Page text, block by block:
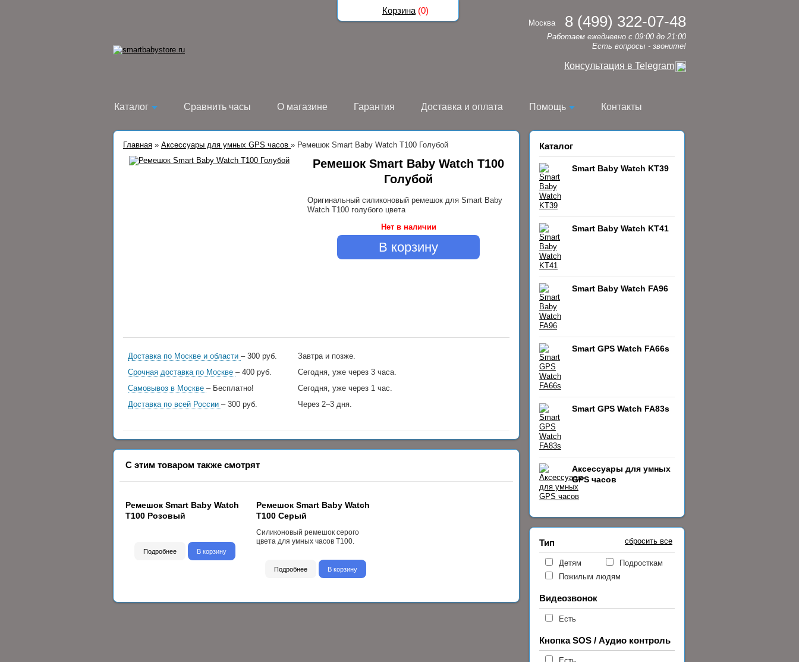
Москва 8 (499) 322-07-48
Работаем ежедневно с 09:00 до 21:00
Есть вопросы - звоните!
Консультация в Telegram
Каталог Сравнить часы О магазине Гарантия Доставка и оплата Помощь Контакты
Главная » Аксессуары для умных GPS часов » Ремешок Smart Baby Watch T100 Голубой
Ремешок Smart Baby Watch T100
Голубой
Оригинальный силиконовый ремешок для Smart Baby
Watch T100 голубого цвета
Нет в наличии
В корзину
Доставка по Москве и области – 300 руб.
Завтра и позже.
Срочная доставка по Москве – 400 руб.
Сегодня, уже через 3 часа.
Самовывоз в Москве – Бесплатно!
Сегодня, уже через 1 час.
Доставка по всей России – 300 руб. Через 2–3 дня.
С этим товаром также смотрят
Ремешок Smart Baby Watch
T100 Розовый
Подробнее В корзину
Ремешок Smart Baby Watch
T100 Серый
Силиконовый ремешок серого
цвета для умных часов T100.
Подробнее В корзину
Каталог
Smart Baby Watch KT39
Smart Baby Watch KT41
Smart Baby Watch FA96
Smart GPS Watch FA66s
Smart GPS Watch FA83s
Аксессуары для умных
GPS часов
сбросить все
Тип
Детям
Подросткам
Пожилым людям
Видеозвонок
Есть
Кнопка SOS / Аудио контроль
Корзина (0)